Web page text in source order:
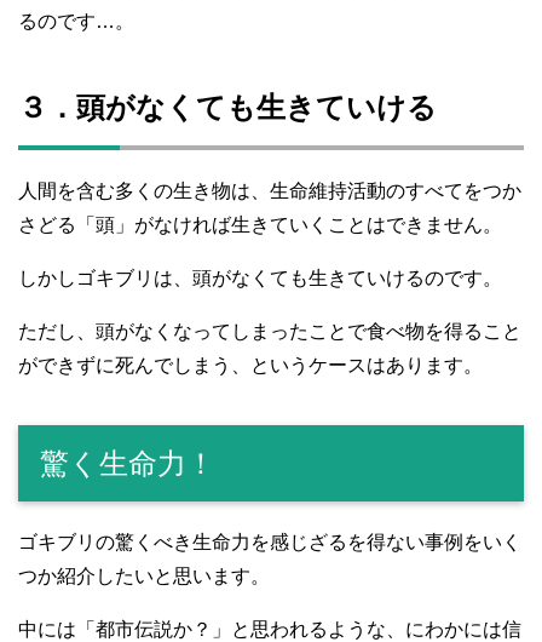
るのです…。
３．頭がなくても生きていける
人間を含む多くの生き物は、生命維持活動のすべてをつか
さどる「頭」がなければ生きていくことはできません。
しかしゴキブリは、頭がなくても生きていけるのです。
ただし、頭がなくなってしまったことで食べ物を得ること
ができずに死んでしまう、というケースはあります。
驚く生命力！
ゴキブリの驚くべき生命力を感じざるを得ない事例をいく
つか紹介したいと思います。
中には「都市伝説か？」と思われるような、にわかには信